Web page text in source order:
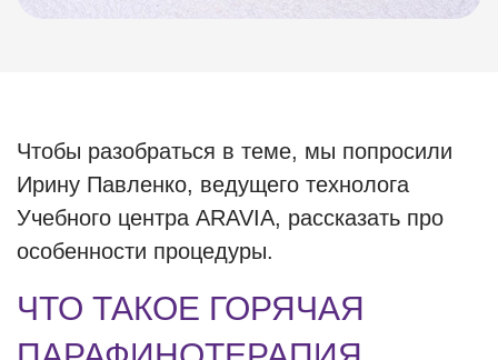
Чтобы разобраться в теме, мы попросили
Ирину Павленко, ведущего технолога
Учебного центра ARAVIA, рассказать про
особенности процедуры.
ЧТО ТАКОЕ ГОРЯЧАЯ